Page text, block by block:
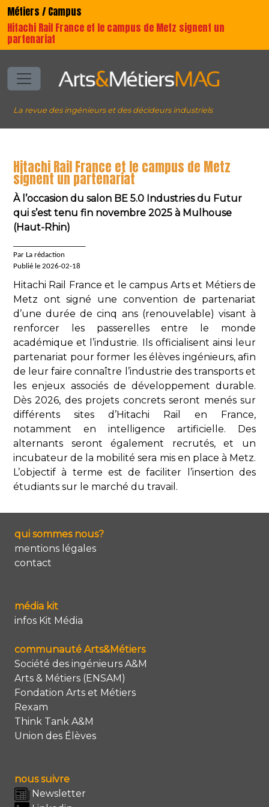
Métiers / Campus
Hitachi Rail France et le campus de Metz signent un
partenariat
La revue des ingénieurs et des décideurs industriels
Hitachi Rail France et le campus de Metz
signent un partenariat
À l’occasion du salon BE 5.0 Industries du Futur
qui s’est tenu fin novembre 2025 à Mulhouse
(Haut-Rhin)
Par La rédaction
Publié le 2026-02-18
Hitachi Rail France et le campus Arts et Métiers de
Metz ont signé une convention de partenariat
d’une durée de cinq ans (renouvelable) visant à
renforcer les passerelles entre le monde
académique et l’industrie. Ils officialisent ainsi leur
partenariat pour former les élèves ingénieurs, afin
de leur faire connaître l’industrie des transports et
les enjeux associés de développement durable.
Dès 2026, des projets concrets seront menés sur
différents sites d’Hitachi Rail en France,
notamment en intelligence artificielle. Des
alternants seront également recrutés, et un
incubateur de la mobilité sera mis en place à Metz.
L’objectif à terme est de faciliter l’insertion des
étudiants sur le marché du travail.
qui sommes nous?
mentions légales
contact
média kit
infos Kit Média
communauté Arts&Métiers
Société des ingénieurs A&M
Arts & Métiers (ENSAM)
Fondation Arts et Métiers
Rexam
Think Tank A&M
Union des Élèves
nous suivre
Newsletter